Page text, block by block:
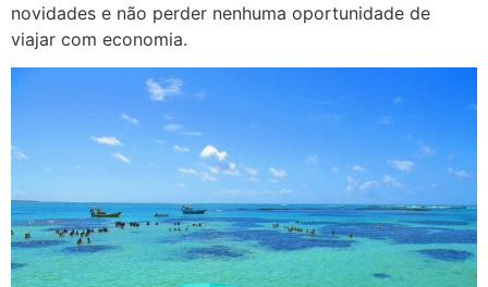
novidades e não perder nenhuma oportunidade de
viajar com economia.